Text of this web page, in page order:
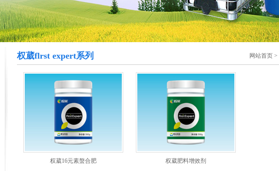
权葳flrst expert系列 网站首页 >
权葳16元素螯合肥 权葳肥料增效剂